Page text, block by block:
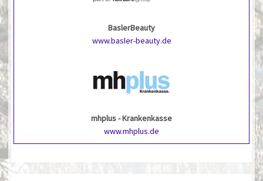
BaslerBeauty
www.basler-beauty.de
mhplus - Krankenkasse
www.mhplus.de